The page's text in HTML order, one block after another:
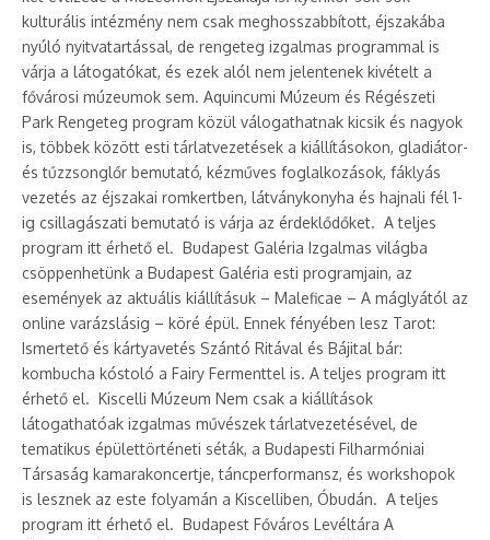
kulturális intézmény nem csak meghosszabbított, éjszakába
nyúló nyitvatartással, de rengeteg izgalmas programmal is
várja a látogatókat, és ezek alól nem jelentenek kivételt a
fővárosi múzeumok sem. Aquincumi Múzeum és Régészeti
Park Rengeteg program közül válogathatnak kicsik és nagyok
is, többek között esti tárlatvezetések a kiállításokon, gladiátor-
és tűzzsonglőr bemutató, kézműves foglalkozások, fáklyás
vezetés az éjszakai romkertben, látványkonyha és hajnali fél 1-
ig csillagászati bemutató is várja az érdeklődőket. A teljes
program itt érhető el. Budapest Galéria Izgalmas világba
csöppenhetünk a Budapest Galéria esti programjain, az
események az aktuális kiállításuk – Maleficae – A máglyától az
online varázslásig – köré épül. Ennek fényében lesz Tarot:
Ismertető és kártyavetés Szántó Ritával és Bájital bár:
kombucha kóstoló a Fairy Fermenttel is. A teljes program itt
érhető el. Kiscelli Múzeum Nem csak a kiállítások
látogathatóak izgalmas művészek tárlatvezetésével, de
tematikus épülettörténeti séták, a Budapesti Filharmóniai
Társaság kamarakoncertje, táncperformansz, és workshopok
is lesznek az este folyamán a Kiscelliben, Óbudán. A teljes
program itt érhető el. Budapest Főváros Levéltára A